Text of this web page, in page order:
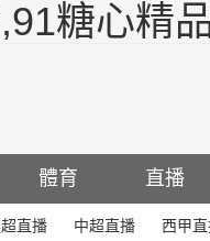
糖心精
體育 直播
直播 中超直播 西甲